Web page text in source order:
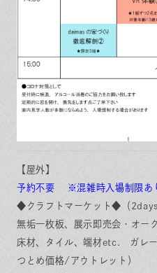
【屋外】
予約不要 ※混雑時入場制限あ
◆クラフトマーケット◆（2days
無垢一枚板、展示即売会・オー
床材、タイル、端材etc. ガレ
つとめ価格/アウトレット）